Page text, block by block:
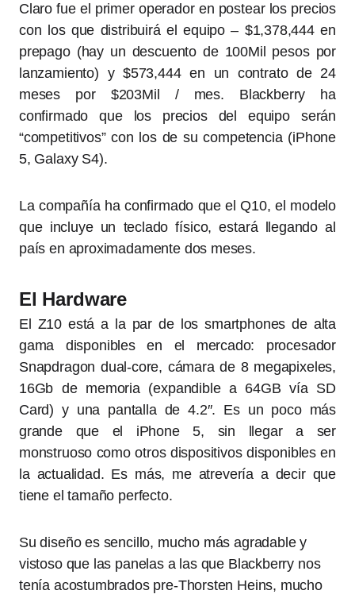
Claro fue el primer operador en postear los precios
con los que distribuirá el equipo – $1,378,444 en
prepago (hay un descuento de 100Mil pesos por
lanzamiento) y $573,444 en un contrato de 24
meses por $203Mil / mes. Blackberry ha
confirmado que los precios del equipo serán
“competitivos” con los de su competencia (iPhone
5, Galaxy S4).
La compañía ha confirmado que el Q10, el modelo
que incluye un teclado físico, estará llegando al
país en aproximadamente dos meses.
El Hardware
El Z10 está a la par de los smartphones de alta
gama disponibles en el mercado: procesador
Snapdragon dual-core, cámara de 8 megapixeles,
16Gb de memoria (expandible a 64GB vía SD
Card) y una pantalla de 4.2″. Es un poco más
grande que el iPhone 5, sin llegar a ser
monstruoso como otros dispositivos disponibles en
la actualidad. Es más, me atrevería a decir que
tiene el tamaño perfecto.
Su diseño es sencillo, mucho más agradable y
vistoso que las panelas a las que Blackberry nos
tenía acostumbrados pre-Thorsten Heins, mucho